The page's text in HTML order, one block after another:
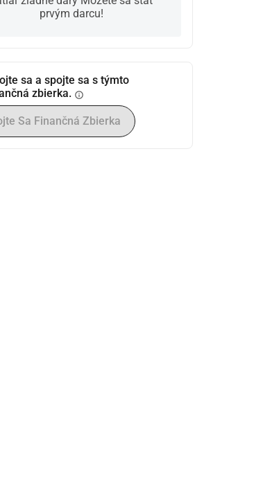
prvým darcu!
sa a spojte sa s týmto
zbierka. info
Sa Finančná Zbierka